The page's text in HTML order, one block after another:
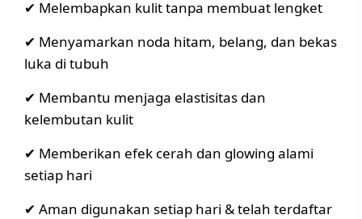
✔ Melembapkan kulit tanpa membuat lengket
✔ Menyamarkan noda hitam, belang, dan bekas
luka di tubuh
✔ Membantu menjaga elastisitas dan
kelembutan kulit
✔ Memberikan efek cerah dan glowing alami
setiap hari
✔ Aman digunakan setiap hari & telah terdaftar